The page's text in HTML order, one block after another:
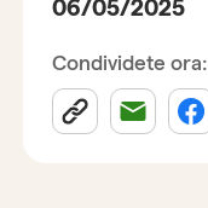
06/05/2025
Condividete ora: